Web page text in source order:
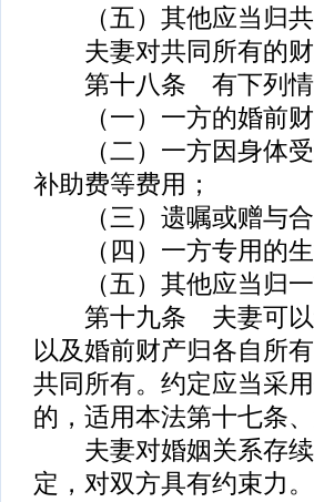
（五）其他应当归共
夫妻对共同所有的财
第十八条 有下列情
（一）一方的婚前财
（二）一方因身体受
补助费等费用；
（三）遗嘱或赠与合
（四）一方专用的生
（五）其他应当归一
第十九条 夫妻可以
以及婚前财产归各自所
共同所有。约定应当采
的，适用本法第十七条
夫妻对婚姻关系存续
定，对双方具有约束力。